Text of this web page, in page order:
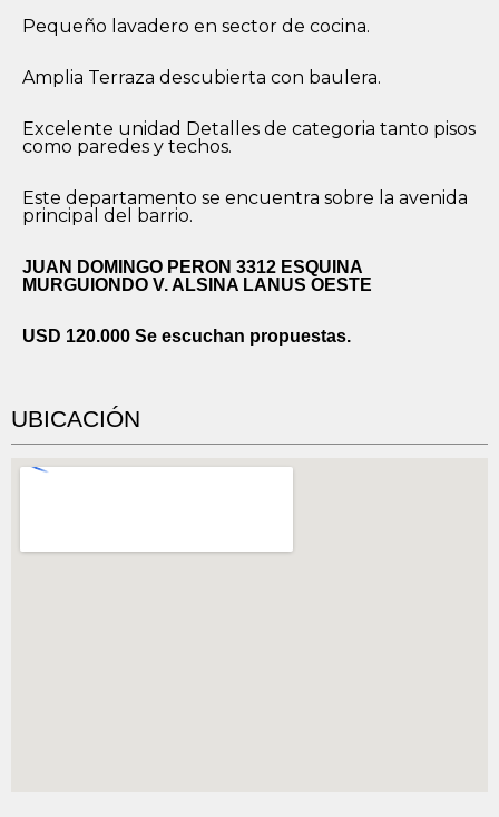
Pequeño lavadero en sector de cocina.
Amplia Terraza descubierta con baulera.
Excelente unidad Detalles de categoria tanto pisos
como paredes y techos.
Este departamento se encuentra sobre la avenida
principal del barrio.
JUAN DOMINGO PERON 3312 ESQUINA
MURGUIONDO V. ALSINA LANUS OESTE
USD 120.000 Se escuchan propuestas.
UBICACIÓN